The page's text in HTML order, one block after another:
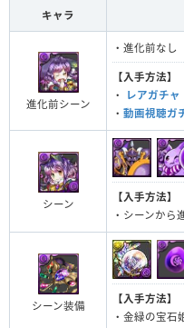
キャラ
進化前シーン
・進化前なし
【入手方法】
・
レアガチャ
・ 動画視聴ガ
シーン
【入手方法】
・シーンから
シーン装備
【入手方法】
・金緑の宝石